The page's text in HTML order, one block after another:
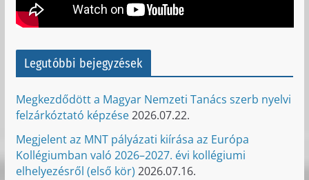
Legutóbbi bejegyzések
Megkezdődött a Magyar Nemzeti Tanács szerb nyelvi
felzárkóztató képzése2026.07.22.
Megjelent az MNT pályázati kiírása az Európa
Kollégiumban való 2026–2027. évi kollégiumi
elhelyezésről (első kör) 2026.07.16.